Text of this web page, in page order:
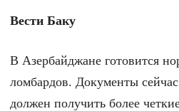
Вести Баку
В Азербайджане готовится
ломбардов. Документы сейчас
должен получить более